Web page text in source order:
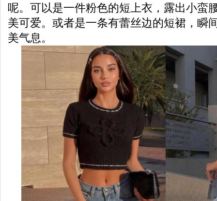
呢。可以是一件粉色的短上衣，露出小蛮
美可爱。或者是一条有蕾丝边的短裙，瞬
美气息。